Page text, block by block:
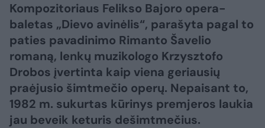
Kompozitoriaus Felikso Bajoro opera-
baletas „Dievo avinėlis“, parašyta pagal to
paties pavadinimo Rimanto Šavelio
romaną, lenkų muzikologo Krzysztofo
Drobos įvertinta kaip viena geriausių
praėjusio šimtmečio operų. Nepaisant to,
1982 m. sukurtas kūrinys premjeros laukia
jau beveik keturis dešimtmečius.